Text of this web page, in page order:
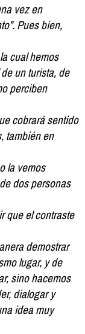
vez en
Pues bien,
cual hemos
un turista, de
perciben
cobrará sentido
también en
la vemos
dos personas
que el contraste
demostrar
lugar, y de
sino hacemos
dialogar y
idea muy